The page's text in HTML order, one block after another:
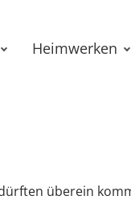
Heimwerken
überein